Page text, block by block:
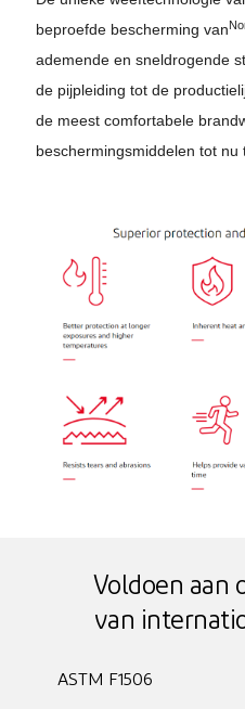
beproefde bescherming van
ademende en sneldrogende
de pijpleiding tot de
de meest comfortabele
beschermingsmiddelen tot nu
Voldoen aan
van
ASTM F1506